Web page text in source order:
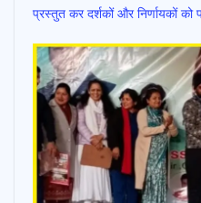
प्रस्तुत कर दर्शकों और निर्णायकों को